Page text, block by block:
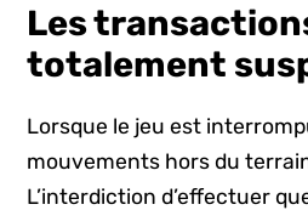
Les
totalement
Lorsque le jeu est
mouvements hors du
L’interdiction d’effectuer